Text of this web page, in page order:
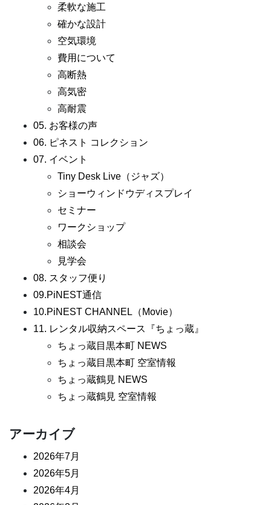
柔軟な施工
確かな設計
空気環境
費用について
高断熱
高気密
高耐震
05. お客様の声
06. ピネスト コレクション
07. イベント
Tiny Desk Live（ジャズ）
ショーウィンドウディスプレイ
セミナー
ワークショップ
相談会
見学会
08. スタッフ便り
09.PiNEST通信
10.PiNEST CHANNEL（Movie）
11. レンタル収納スペース『ちょっ蔵』
ちょっ蔵目黒本町 NEWS
ちょっ蔵目黒本町 空室情報
ちょっ蔵鶴見 NEWS
ちょっ蔵鶴見 空室情報
アーカイブ
2026年7月
2026年5月
2026年4月